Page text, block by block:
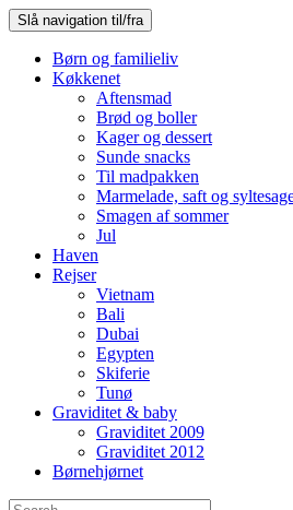
Slå navigation til/fra
Børn og familieliv
Køkkenet
Aftensmad
Brød og boller
Kager og dessert
Sunde snacks
Til madpakken
Marmelade, saft og
Smagen af sommer
Jul
Haven
Rejser
Vietnam
Bali
Dubai
Egypten
Skiferie
Tunø
Graviditet & baby
Graviditet 2009
Graviditet 2012
Børnehjørnet